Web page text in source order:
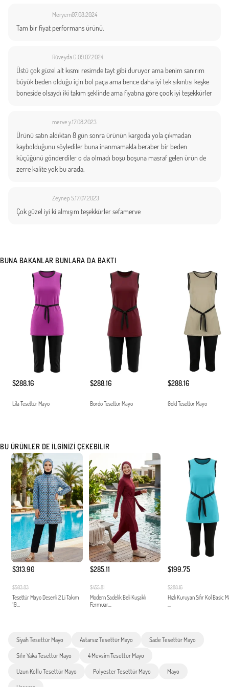
Meryem07.08.2024
Tam bir fiyat performans ürünü.
Rüveyda G. 09.07.2024
Üstü çok güzel alt kısmı resimde tayt gibi duruyor ama benim sanırım
büyük beden olduğu için bol paça ama bence daha iyi tek sıkıntısı keşke
boneside olsaydı iki takım şeklinde ama fiyatına göre çook iyi teşekkürler
merve y.17.08.2023
Ürünü satın aldıktan 8 gün sonra ürünün kargoda yola çıkmadan
kaybolduğunu söylediler buna inanmamakla beraber bir beden
küçüğünü gönderdiler o da olmadı boşu boşuna masraf gelen ürün de
zerre kalite yok bu arada.
Zeynep S.17.07.2023
Çok güzel iyi ki almışım teşekkürler sefamerve
BUNA BAKANLAR BUNLARA DA BAKTI
$288.16
Lila Tesettür Mayo
$288.16
Bordo Tesettür Mayo
$288.16
Gold Tesettür Mayo
BU ÜRÜNLER DE İLGINIZI ÇEKEBILIR
$313.90
$503.83
Tesettür Mayo Desenli 2 Li Takım
19...
$285.11
$455.81
Modern Sadelik Beli Kuşaklı
Fermuar...
$199.75
$288.16
Hızlı Kuruyan Sıfır Kol Basic
...
Siyah Tesettür Mayo Astarsız Tesettür Mayo Sade Tesettür Mayo
Sıfır Yaka Tesettür Mayo 4 Mevsim Tesettür Mayo
Uzun Kollu Tesettür Mayo Polyester Tesettür Mayo Mayo